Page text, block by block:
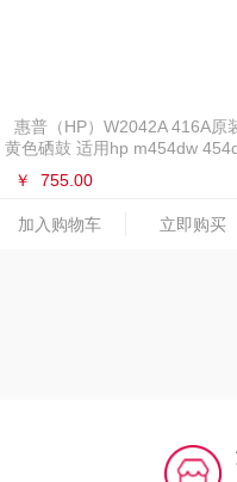
惠普（HP）W2042A 416A原
黄色硒鼓 适用hp m454dw
￥ 755.00
加入购物车 立即购买